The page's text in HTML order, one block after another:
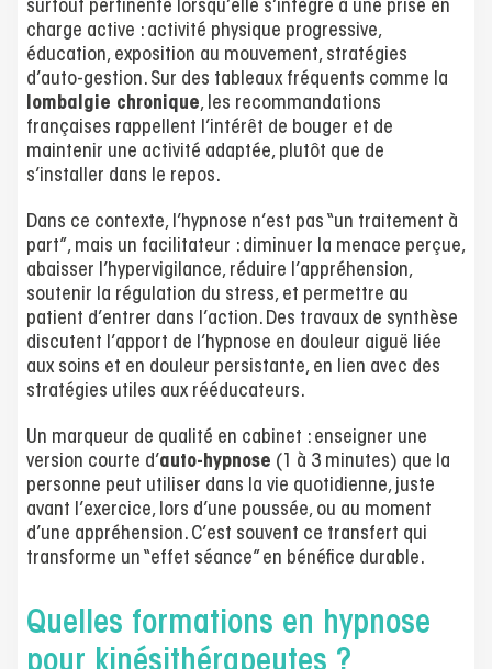
surtout pertinente lorsqu’elle s’intègre à une prise en
charge active : activité physique progressive,
éducation, exposition au mouvement, stratégies
d’auto-gestion. Sur des tableaux fréquents comme la
lombalgie chronique, les recommandations
françaises rappellent l’intérêt de bouger et de
maintenir une activité adaptée, plutôt que de
s’installer dans le repos.
Dans ce contexte, l’hypnose n’est pas “un traitement à
part”, mais un facilitateur : diminuer la menace perçue,
abaisser l’hypervigilance, réduire l’appréhension,
soutenir la régulation du stress, et permettre au
patient d’entrer dans l’action. Des travaux de synthèse
discutent l’apport de l’hypnose en douleur aiguë liée
aux soins et en douleur persistante, en lien avec des
stratégies utiles aux rééducateurs.
Un marqueur de qualité en cabinet : enseigner une
version courte d’auto-hypnose (1 à 3 minutes) que la
personne peut utiliser dans la vie quotidienne, juste
avant l’exercice, lors d’une poussée, ou au moment
d’une appréhension. C’est souvent ce transfert qui
transforme un “effet séance” en bénéfice durable.
Quelles formations en hypnose